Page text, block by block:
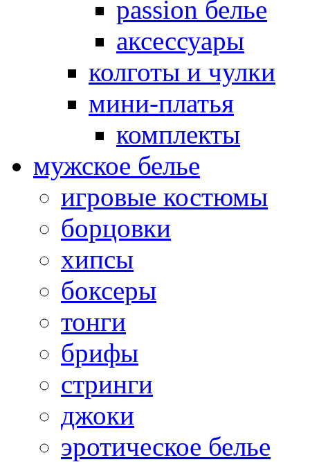
passion белье
аксессуары
колготы и чулки
мини-платья
комплекты
мужское белье
игровые костюмы
борцовки
хипсы
боксеры
тонги
брифы
стринги
джоки
эротическое белье